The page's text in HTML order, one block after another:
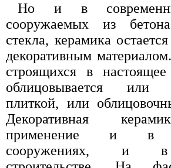
Но и в
сооружаемых из
стекла, керамика
декоративным
строящихся в
облицовывается или
плиткой, или
Декоративная
применение и в
сооружениях, и в